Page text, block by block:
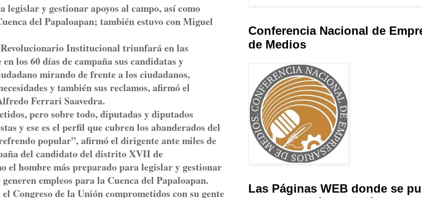
y gestionar apoyos al campo, así como
del Papaloapan; también estuvo con Miguel
Institucional triunfará en las
los 60 días de campaña sus candidatas y
mirando de frente a los ciudadanos,
y también sus reclamos, afirmó el
Ferrari Saavedra.
pero sobre todo, diputadas y diputados
y ese es el perfil que cubren los abanderados del
popular”, afirmó el dirigente ante miles de
del candidato del distrito XVII de
el hombre más preparado para legislar y gestionar
empleos para la Cuenca del Papaloapan.
Congreso de la Unión comprometidos con su gente
Conferencia Nacional de
de Medios
Las Páginas WEB donde se